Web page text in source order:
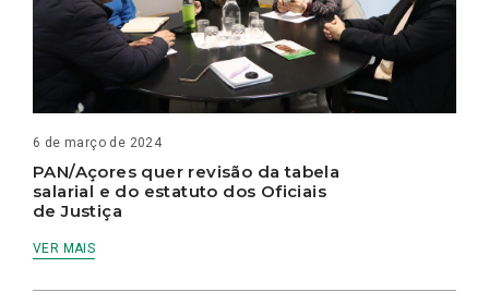
6 de março de 2024
PAN/Açores quer revisão da tabela
salarial e do estatuto dos Oficiais
de Justiça
VER MAIS